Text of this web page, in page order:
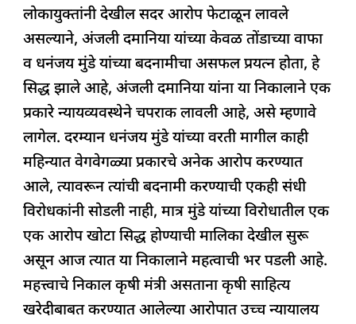
लोकायुक्तांनी देखील सदर आरोप फेटाळून लावले
असल्याने, अंजली दमानिया यांच्या केवळ तोंडाच्या वाफा
व धनंजय मुंडे यांच्या बदनामीचा असफल प्रयत्न होता, हे
सिद्ध झाले आहे, अंजली दमानिया यांना या निकालाने एक
प्रकारे न्यायव्यवस्थेने चपराक लावली आहे, असे म्हणावे
लागेल. दरम्यान धनंजय मुंडे यांच्या वरती मागील काही
महिन्यात वेगवेगळ्या प्रकारचे अनेक आरोप करण्यात
आले, त्यावरून त्यांची बदनामी करण्याची एकही संधी
विरोधकांनी सोडली नाही, मात्र मुंडे यांच्या विरोधातील एक
एक आरोप खोटा सिद्ध होण्याची मालिका देखील सुरू
असून आज त्यात या निकालाने महत्वाची भर पडली आहे.
महत्त्वाचे निकाल कृषी मंत्री असताना कृषी साहित्य
खरेदीबाबत करण्यात आलेल्या आरोपात उच्च न्यायालय